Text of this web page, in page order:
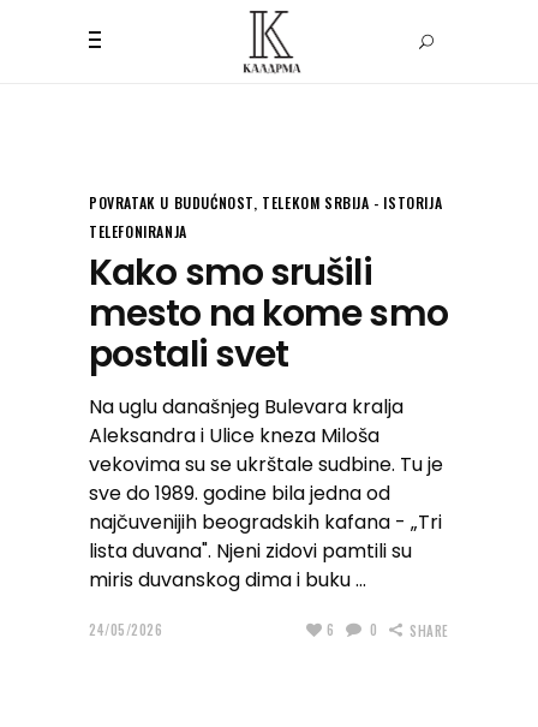
POVRATAK U BUDUĆNOST, TELEKOM SRBIJA - ISTORIJA
TELEFONIRANJA
Kako smo srušili
mesto na kome smo
postali svet
Na uglu današnjeg Bulevara kralja
Aleksandra i Ulice kneza Miloša
vekovima su se ukrštale sudbine. Tu je
sve do 1989. godine bila jedna od
najčuvenijih beogradskih kafana - „Tri
lista duvana". Njeni zidovi pamtili su
miris duvanskog dima i buku
24/05/2026 6 0 SHARE